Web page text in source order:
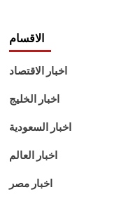
الاقسام
اخبار الاقتصاد
اخبار الخليج
اخبار السعودية
اخبار العالم
اخبار مصر